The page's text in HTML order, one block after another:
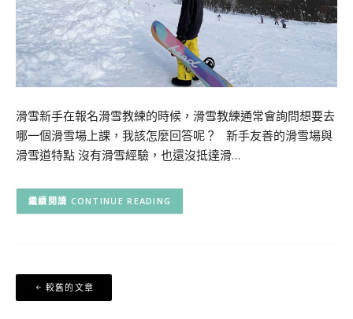
滑雪新手在報名滑雪教練的時候，滑雪教練通常會詢問想要去
哪一個滑雪場上課，我該怎麼回答呢？ 新手友善的滑雪場與
滑雪道特點 沒有滑雪經驗，也還沒抵達滑…
CONTINUE READING
文
章
較舊的文章